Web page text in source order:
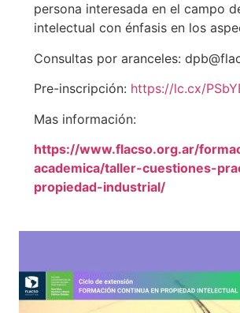
persona interesada en el campo
intelectual con énfasis en los
Consultas por aranceles:
Pre-inscripción: https://lc.cx/
Mas información:
https://www.flacso.org.ar/
academica/taller-cuestiones-
propiedad-industrial/